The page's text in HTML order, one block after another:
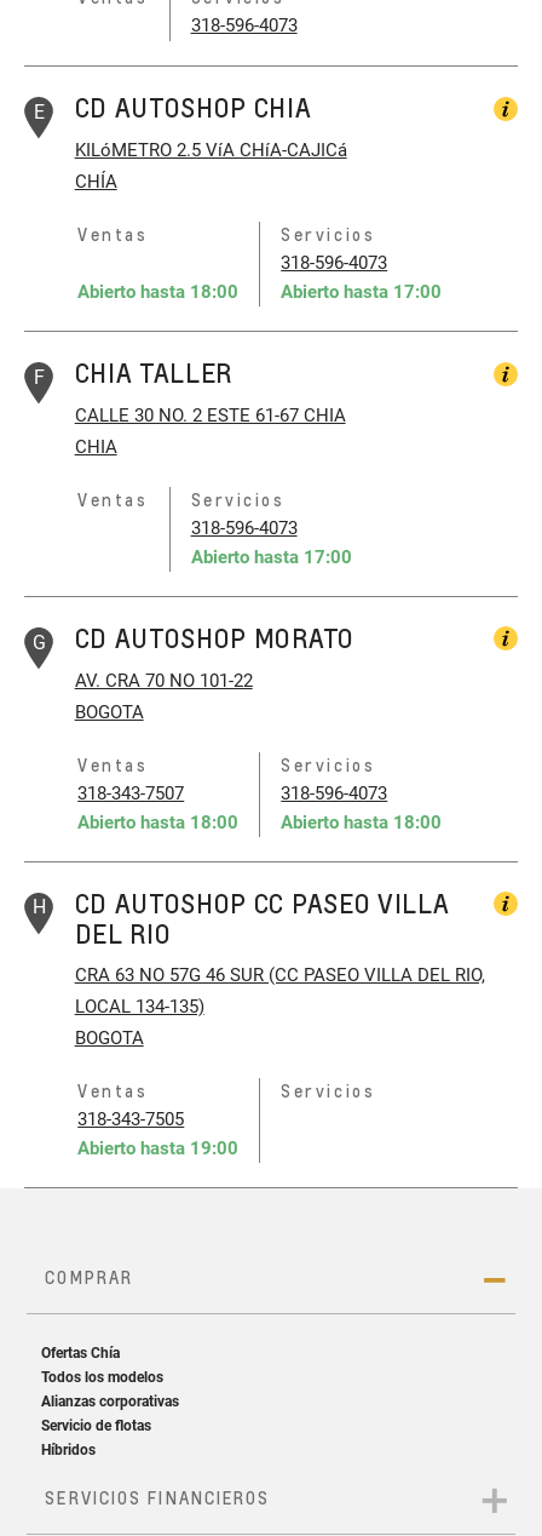
318-596-4073
E CD AUTOSHOP CHIA
KILóMETRO 2.5 VíA CHíA-CAJICá
CHÍA
Ventas
Abierto hasta 18:00
Servicios
318-596-4073
Abierto hasta 17:00
F CHIA TALLER
CALLE 30 NO. 2 ESTE 61-67 CHIA
CHIA
Ventas Servicios
318-596-4073
Abierto hasta 17:00
G CD AUTOSHOP MORATO
AV. CRA 70 NO 101-22
BOGOTA
Ventas
318-343-7507
Abierto hasta 18:00
Servicios
318-596-4073
Abierto hasta 18:00
H
CD AUTOSHOP CC PASEO VILLA
DEL RIO
CRA 63 NO 57G 46 SUR (CC PASEO VILLA DEL RIO,
LOCAL 134-135)
BOGOTA
Ventas
318-343-7505
Abierto hasta 19:00
Servicios